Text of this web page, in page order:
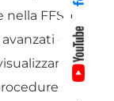
FFS. I
di
i